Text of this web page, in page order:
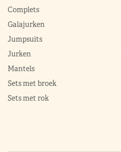
Complets
Galajurken
Jumpsuits
Jurken
Mantels
Sets met broek
Sets met rok